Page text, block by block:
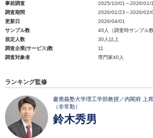
事前調査
2025/10/01～2026/01/
調査期間
2026/01/23～2026/02/
更新日
2026/04/01
サンプル数
40人（調査時サンプル数
規定人数
30人以上
調査企業(サービス)数
11
調査対象者
専門家40人
ランキング監修
慶應義塾大学理工学部教授／内閣府 上
（非常勤）
鈴木秀男